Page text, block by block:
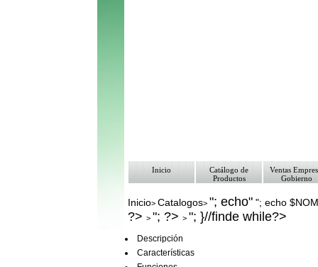
Inicio
Catálogo de
Productos
Ventas
Gobierno
Inicio>Catalogos> "; echo" "; echo
?>> "; ?>> "; }//finde while?>
Descripción
Características